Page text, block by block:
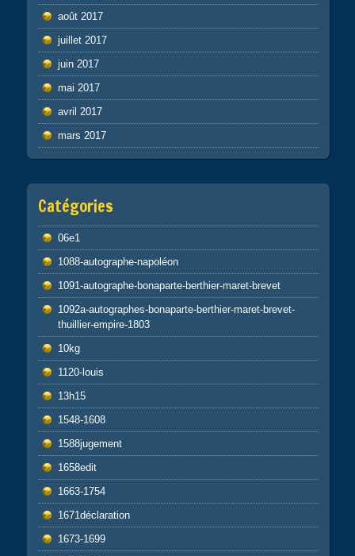
août 2017
juillet 2017
juin 2017
mai 2017
avril 2017
mars 2017
Catégories
06e1
1088-autographe-napoléon
1091-autographe-bonaparte-berthier-maret-brevet
1092a-autographes-bonaparte-berthier-maret-brevet-
thuillier-empire-1803
10kg
1120-louis
13h15
1548-1608
1588jugement
1658edit
1663-1754
1671déclaration
1673-1699